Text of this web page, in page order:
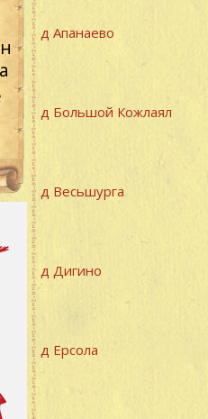
д Апанаево
д Большой Кожлаял
д Весьшурга
д Дигино
д Ерсола